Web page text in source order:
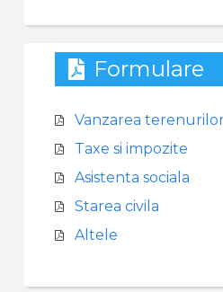
Formulare
Vanzarea
Taxe si impozite
Asistenta sociala
Starea civila
Altele